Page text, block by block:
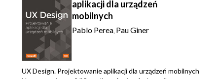
aplikacji dla urządzeń
mobilnych
Pablo Perea Pau Giner
UX Design. Projektowanie aplikacji dla urządzeń mobilnych